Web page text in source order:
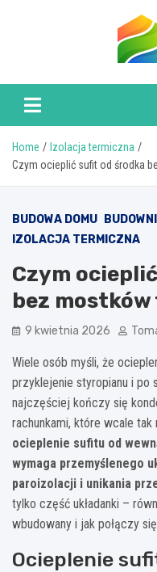
Home
Izolacja termiczna
Czym ocieplić sufit od środka
BUDOWA DOMU
IZOLACJA TERMICZNA
Czym
bez
9 kwietnia 2026
Wiele osób myśli, że
przyklejenie styropianu i po
najczęściej kończy się
rachunkami, które wcale tak
ocieplenie sufitu od
wymaga przemyślenego
paroizolacji i unikania
tylko część układanki –
wbudowany i jak połączy
Ocieplenie